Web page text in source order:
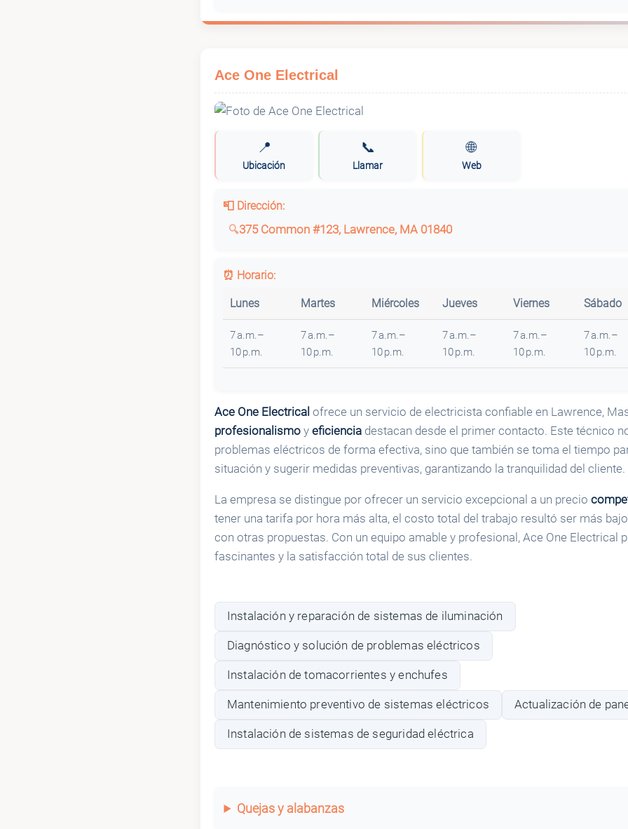
Ace One Electrical
📍
Ubicación
📞
Llamar
🌐
Web
📮 Dirección:
375 Common #123, Lawrence, MA 01840
⏰ Horario:
Lunes Martes Miércoles Jueves Viernes Sábado
7 a.m.–
10 p.m.
7 a.m.–
10 p.m.
7 a.m.–
10 p.m.
7 a.m.–
10 p.m.
7 a.m.–
10 p.m.
7 a.m.–
10 p.m.
Ace One Electrical ofrece un servicio de electricista confiable en Lawrence,
profesionalismoy eficienciadestacan desde el primer contacto. Este técnico
problemas eléctricos de forma efectiva, sino que también se toma el tiempo
situación y sugerir medidas preventivas, garantizando la tranquilidad del cliente.
La empresa se distingue por ofrecer un servicio excepcional a un precio
tener una tarifa por hora más alta, el costo total del trabajo resultó ser más
con otras propuestas. Con un equipo amable y profesional, Ace One Electrical
fascinantes y la satisfacción total de sus clientes.
Instalación y reparación de sistemas de iluminación
Diagnóstico y solución de problemas eléctricos
Instalación de tomacorrientes y enchufes
Mantenimiento preventivo de sistemas eléctricos Actualización de
Instalación de sistemas de seguridad eléctrica
Quejas y alabanzas